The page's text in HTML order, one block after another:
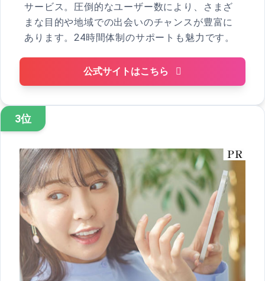
サービス。圧倒的なユーザー数により、さまざ
まな目的や地域での出会いのチャンスが豊富に
あります。24時間体制のサポートも魅力です。
公式サイトはこちら
3位